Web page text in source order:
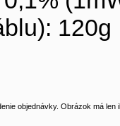
120g
objednávky. Obrázok má len